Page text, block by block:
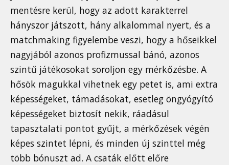
mentésre kerül, hogy az adott karakterrel
hányszor játszott, hány alkalommal nyert, és a
matchmaking figyelembe veszi, hogy a hőseikkel
nagyjából azonos profizmussal bánó, azonos
szintű játékosokat soroljon egy mérkőzésbe. A
hősök magukkal vihetnek egy petet is, ami extra
képességeket, támadásokat, esetleg öngyógyító
képességeket biztosít nekik, ráadásul
tapasztalati pontot gyűjt, a mérkőzések végén
képes szintet lépni, és minden új szinttel még
több bónuszt ad. A csaták előtt előre